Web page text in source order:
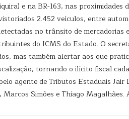
e na BR-163, nas proximidades
2.452 veículos, entre
no trânsito de mercadorias
do ICMS do Estado. O
mas também alertar aos que
tornando o ilícito fiscal
agente de Tributos Estaduais
Marcos Simões e Thiago